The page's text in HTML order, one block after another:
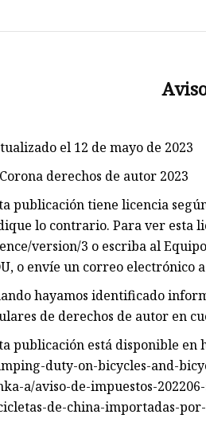
Piezas de
Partes de
Piezas de
Piezas de
Piezas de
el 12 de mayo de 2023
derechos de autor 2023
publicación tiene licencia
lo contrario. Para ver esta
version/3 o escriba al
o envíe un correo electrónico a
hayamos identificado
de derechos de autor en
publicación está disponible
duty-on-bicycles-and-
a/aviso-de-impuestos-
de-china-importadas-